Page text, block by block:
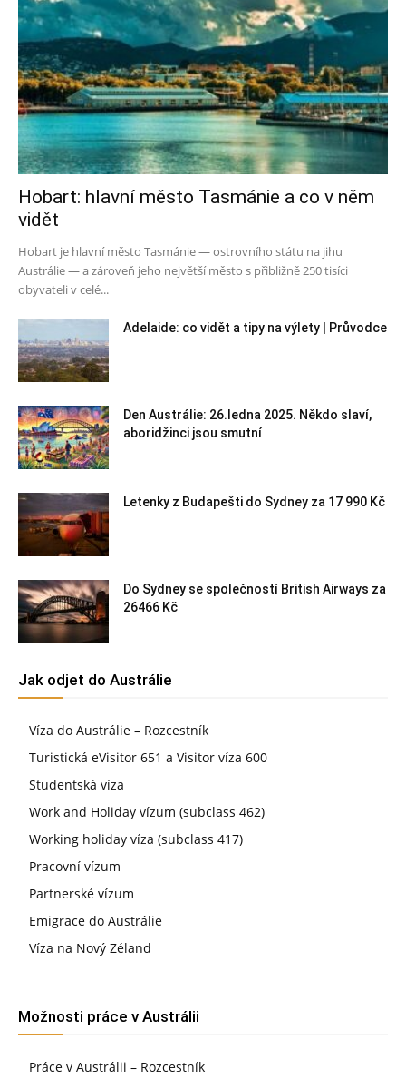
Hobart: hlavní město Tasmánie a co v něm
vidět
Hobart je hlavní město Tasmánie — ostrovního státu na jihu
Austrálie — a zároveň jeho největší město s přibližně 250 tisíci
obyvateli v celé...
Adelaide: co vidět a tipy na výlety | Průvodce
Den Austrálie: 26.ledna 2025. Někdo slaví,
aboridžinci jsou smutní
Letenky z Budapešti do Sydney za 17 990 Kč
Do Sydney se společností British Airways za
26466 Kč
Jak odjet do Austrálie
Víza do Austrálie – Rozcestník
Turistická eVisitor 651 a Visitor víza 600
Studentská víza
Work and Holiday vízum (subclass 462)
Working holiday víza (subclass 417)
Pracovní vízum
Partnerské vízum
Emigrace do Austrálie
Víza na Nový Zéland
Možnosti práce v Austrálii
Práce v Austrálii – Rozcestník